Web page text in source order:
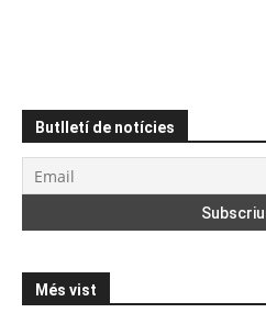
Butlletí de notícies
Més vist